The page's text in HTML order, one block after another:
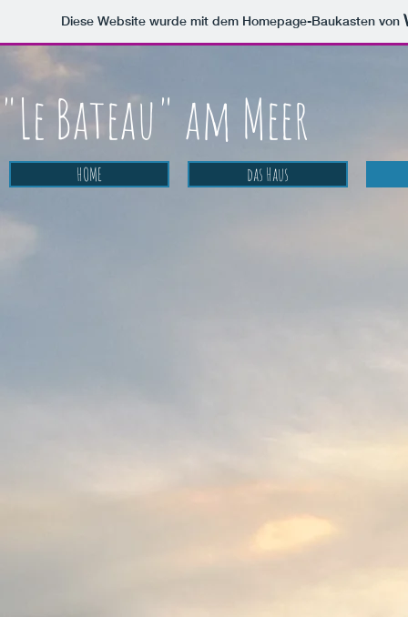
Diese Website wurde mit dem Homepage-Baukasten von
"Le Bateau" am Meer
HOME das Haus